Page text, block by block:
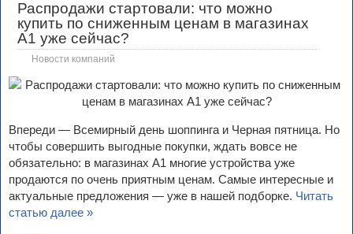
Распродажи стартовали: что можно
купить по сниженным ценам в магазинах
А1 уже сейчас?
Новости компаний
Впереди — Всемирный день шоппинга и Черная пятница. Но
чтобы совершить выгодные покупки, ждать вовсе не
обязательно: в магазинах А1 многие устройства уже
продаются по очень приятным ценам. Самые интересные и
актуальные предложения — уже в нашей подборке. Читать
статью далее »